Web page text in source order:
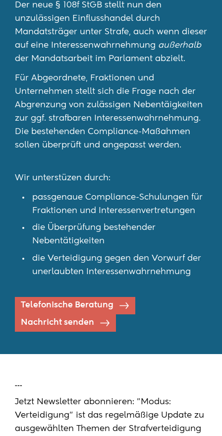
Der neue § 108f StGB stellt nun den
unzulässigen Einflusshandel durch
Mandatsträger unter Strafe, auch wenn dieser
auf eine Interessenwahrnehmung außerhalb
der Mandatsarbeit im Parlament abzielt.
Für Abgeordnete, Fraktionen und
Unternehmen stellt sich die Frage nach der
Abgrenzung von zulässigen Nebentäigkeiten
zur ggf. strafbaren Interessenwahrnehmung.
Die bestehenden Compliance-Maßahmen
sollen überprüft und angepasst werden.
Wir unterstüzen durch:
passgenaue Compliance-Schulungen für
Fraktionen und Interessenvertretungen
die Überprüfung bestehender
Nebentätigkeiten
die Verteidigung gegen den Vorwurf der
unerlaubten Interessenwahrnehmung
Telefonische Beratung
Nachricht senden
---
Jetzt Newsletter abonnieren: "Modus:
Verteidigung" ist das regelmäßige Update zu
ausgewählten Themen der Strafverteidigung